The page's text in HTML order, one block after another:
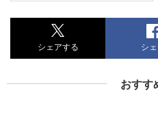
シェアする シ
おすす